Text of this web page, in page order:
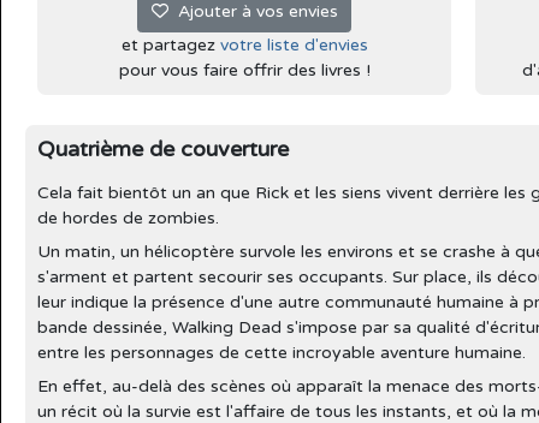
Ajouter à vos envies
et partagez votre liste d'envies
pour vous faire offrir des livres !
Quatrième de couverture
Cela fait bientôt un an que Rick et les siens vivent derrière les
de hordes de zombies.
Un matin, un hélicoptère survole les environs et se crashe à
s'arment et partent secourir ses occupants. Sur place, ils
leur indique la présence d'une autre communauté humaine à
bande dessinée, Walking Dead s'impose par sa qualité
entre les personnages de cette incroyable aventure humaine.
En effet, au-delà des scènes où apparaît la menace des
un récit où la survie est l'affaire de tous les instants, et où la